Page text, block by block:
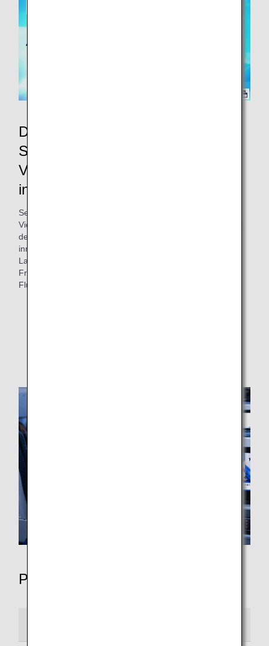
Die Pokémon-Videos von ANA zur
Sicherheit an Bord und beim
Verlassen des Flugzeuges werden
in allen Flugzeugen gezeigt.
Seit dem 1. Dezember 2024 können Sie die Pokémon-
Videos von ANA zur Sicherheit an Bord und beim Verlassen
des Flugzeugs auf allen von ANA durchgeführten
innerjapanischen und internationalen Flügen* genießen.
Lassen Sie sich von Ihrem Lieblings-Pokémon besondere
Freude auf Ihren Reisen bringen und machen Sie Ihr
Flugerlebnis zu etwas ganz Besonderem!
Pokémon Jet